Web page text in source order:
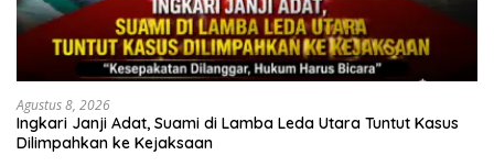
Agustus 8, 2026
Ingkari Janji Adat, Suami di Lamba Leda Utara Tuntut Kasus
Dilimpahkan ke Kejaksaan